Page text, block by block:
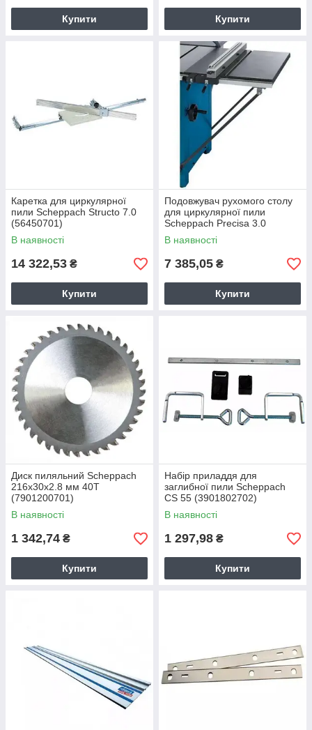
Купити Купити
Каретка для циркулярної
пили Scheppach Structo 7.0
(56450701)
В наявності
14 322,53 ₴
Купити
Подовжувач рухомого столу
для циркулярної пили
Scheppach Precisa 3.0
(1901302702)
В наявності
7 385,05 ₴
Купити
Диск пиляльний Scheppach
216x30x2.8 мм 40T
(7901200701)
В наявності
1 342,74 ₴
Купити
Набір приладдя для
заглибної пили Scheppach
CS 55 (3901802702)
В наявності
1 297,98 ₴
Купити